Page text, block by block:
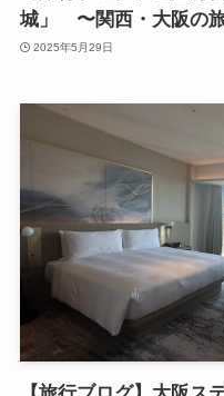
城」 〜関西・大阪の
2025年5月29日